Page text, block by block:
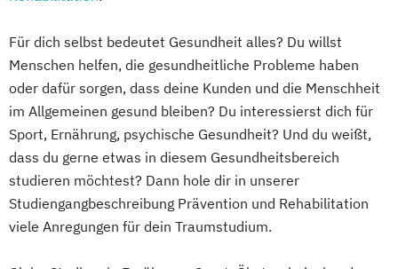
Psychologie und Psychologisches
Empowerment
Psychosoziale Beratung in Sozialer Arbeit
Soziale Arbeit
Soziale Arbeit Duales Studium
Soziale Arbeit Präsenzstudium
Sozialmanagement
Für dich selbst bedeutet Gesundheit alles? Du willst
Menschen helfen, die gesundheitliche Probleme haben
oder dafür sorgen, dass deine Kunden und die Menschheit
im Allgemeinen gesund bleiben? Du interessierst dich für
Sport, Ernährung, psychische Gesundheit? Und du weißt,
dass du gerne etwas in diesem Gesundheitsbereich
studieren möchtest? Dann hole dir in unserer
Studiengangbeschreibung Prävention und Rehabilitation
viele Anregungen für dein Traumstudium.